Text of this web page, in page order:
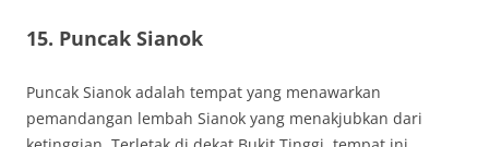
15. Puncak Sianok
Puncak Sianok adalah tempat yang menawarkan
pemandangan lembah Sianok yang menakjubkan dari